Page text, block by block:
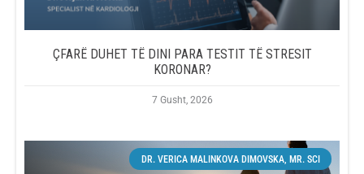
ÇFARË DUHET TË DINI PARA TESTIT TË STRESIT
KORONAR?
7 Gusht, 2026
DR. VERICA MALINKOVA DIMOVSKA, MR. SCI